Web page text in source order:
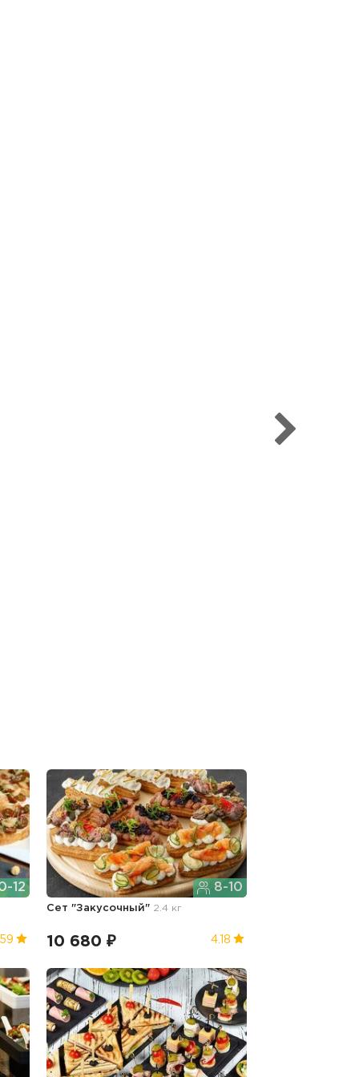
12 8-10
Сет "Закусочный" 2.4 кг
10 680 ₽ 4.18